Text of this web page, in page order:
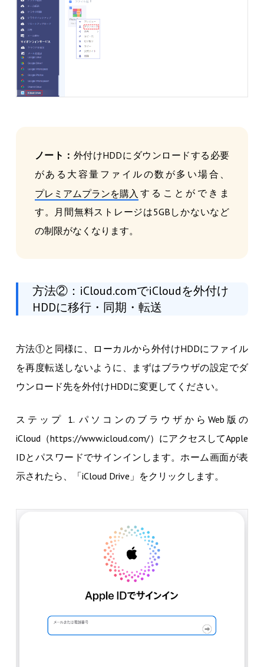
ノート： 外付けHDDにダウンロードする必要
がある大容量ファイルの数が多い場合、
プレミアムプランを購入 することができま
す。月間無料ストレージは5GBしかないなど
の制限がなくなります。
方法②：iCloud.comでiCloudを外付け
HDDに移行・同期・転送
方法①と同様に、ローカルから外付けHDDにファイル
を再度転送しないように、まずはブラウザの設定でダ
ウンロード先を外付けHDDに変更してください。
ステップ 1. パソコンのブラウザからWeb版の
iCloud（https://www.icloud.com/）にアクセスしてApple
IDとパスワードでサインインします。ホーム画面が表
示されたら、「iCloud Drive」をクリックします。